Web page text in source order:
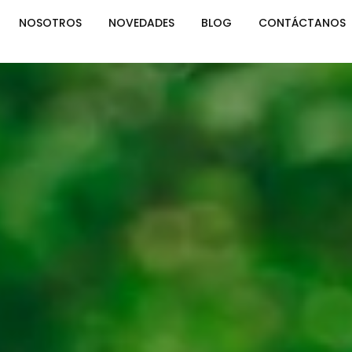
NOSOTROS NOVEDADES BLOG CONTÁCTANOS